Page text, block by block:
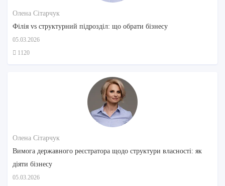
Олена Сітарчук
Філія vs структурний підрозділ: що обрати бізнесу
05.03.2026
1120
Олена Сітарчук
Вимога державного реєстратора щодо структури власності: як
діяти бізнесу
05.03.2026